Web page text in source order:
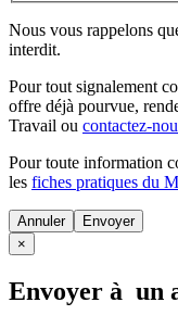
Nous vous rappelons
interdit.
Pour tout signalement
offre déjà pourvue,
Travail ou contactez-
Pour toute information
les fiches pratiques du
Annuler
×
Envoyer à un